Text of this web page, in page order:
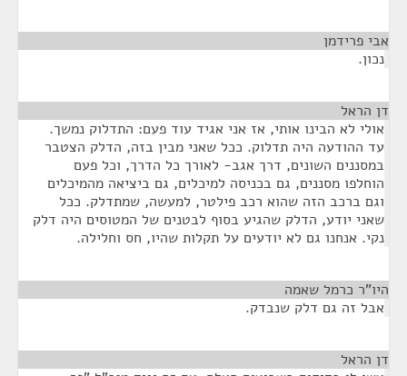
אבי פרידמן
נכון.
דן הראל
אולי לא הבינו אותי, אז אני אגיד עוד פעם: התדלוק נמשך.
עד ההודעה היה תדלוק. ככל שאני מבין בזה, הדלק הצטבר
במסננים השונים, דרך אגב- לאורך כל הדרך, וכל פעם
הוחלפו מסננים, גם בכניסה למיכלים, גם ביציאה מהמיכלים
וגם ברכב הזה שהוא רכב פילטר, למעשה, שמתדלק. ככל
שאני יודע, הדלק שהגיע בסוף לבטנים של המטוסים היה דלק
נקי. אנחנו גם לא יודעים על תקלות שהיו, חס וחלילה.
היו"ר כרמל שאמה
אבל זה גם דלק שנבדק.
דן הראל